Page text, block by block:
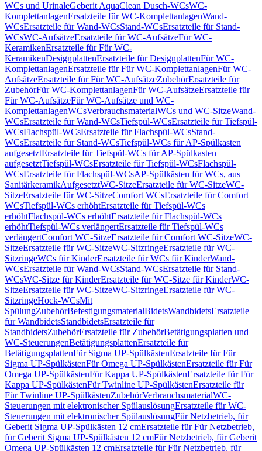
WCs und UrinaleGeberit AquaClean Dusch-WCsWC-
KomplettanlagenErsatzteile für WC-KomplettanlagenWand-
WCsErsatzteile für Wand-WCsStand-WCsErsatzteile für Stand-
WCsWC-AufsätzeErsatzteile für WC-AufsätzeFür WC-
KeramikenErsatzteile für Für WC-
KeramikenDesignplattenErsatzteile für DesignplattenFür WC-
KomplettanlagenErsatzteile für Für WC-KomplettanlagenFür WC-
AufsätzeErsatzteile für Für WC-AufsätzeZubehörErsatzteile für
ZubehörFür WC-KomplettanlagenFür WC-AufsätzeErsatzteile für
Für WC-AufsätzeFür WC-Aufsätze und WC-
KomplettanlagenWCsVerbrauchsmaterialWCs und WC-SitzeWand-
WCsErsatzteile für Wand-WCsTiefspül-WCsErsatzteile für Tiefspül-
WCsFlachspül-WCsErsatzteile für Flachspül-WCsStand-
WCsErsatzteile für Stand-WCsTiefspül-WCs für AP-Spülkasten
aufgesetztErsatzteile für Tiefspül-WCs für AP-Spülkasten
aufgesetztTiefspül-WCsErsatzteile für Tiefspül-WCsFlachspül-
WCsErsatzteile für Flachspül-WCsAP-Spülkästen für WCs, aus
SanitärkeramikAufgesetztWC-SitzeErsatzteile für WC-SitzeWC-
SitzeErsatzteile für WC-SitzeComfort WCsErsatzteile für Comfort
WCsTiefspül-WCs erhöhtErsatzteile für Tiefspül-WCs
erhöhtFlachspül-WCs erhöhtErsatzteile für Flachspül-WCs
erhöhtTiefspül-WCs verlängertErsatzteile für Tiefspül-WCs
verlängertComfort WC-SitzeErsatzteile für Comfort WC-SitzeWC-
SitzeErsatzteile für WC-SitzeWC-SitzringeErsatzteile für WC-
SitzringeWCs für KinderErsatzteile für WCs für KinderWand-
WCsErsatzteile für Wand-WCsStand-WCsErsatzteile für Stand-
WCsWC-Sitze für KinderErsatzteile für WC-Sitze für KinderWC-
SitzeErsatzteile für WC-SitzeWC-SitzringeErsatzteile für WC-
SitzringeHock-WCsMit
SpülungZubehörBefestigungsmaterialBidetsWandbidetsErsatzteile
für WandbidetsStandbidetsErsatzteile für
StandbidetsZubehörErsatzteile für ZubehörBetätigungsplatten und
WC-SteuerungenBetätigungsplattenErsatzteile für
BetätigungsplattenFür Sigma UP-SpülkästenErsatzteile für Für
Sigma UP-SpülkästenFür Omega UP-SpülkästenErsatzteile für Für
Omega UP-SpülkästenFür Kappa UP-SpülkästenErsatzteile für Für
Kappa UP-SpülkästenFür Twinline UP-SpülkästenErsatzteile für
Für Twinline UP-SpülkästenZubehörVerbrauchsmaterialWC-
Steuerungen mit elektronischer SpülauslösungErsatzteile für WC-
Steuerungen mit elektronischer SpülauslösungFür Netzbetrieb, für
Geberit Sigma UP-Spülkästen 12 cmErsatzteile für Für Netzbetrieb,
für Geberit Sigma UP-Spülkästen 12 cmFür Netzbetrieb, für Geberit
Omega UP-Spülkästen 12 cmErsatzteile für Für Netzbetrieb, für